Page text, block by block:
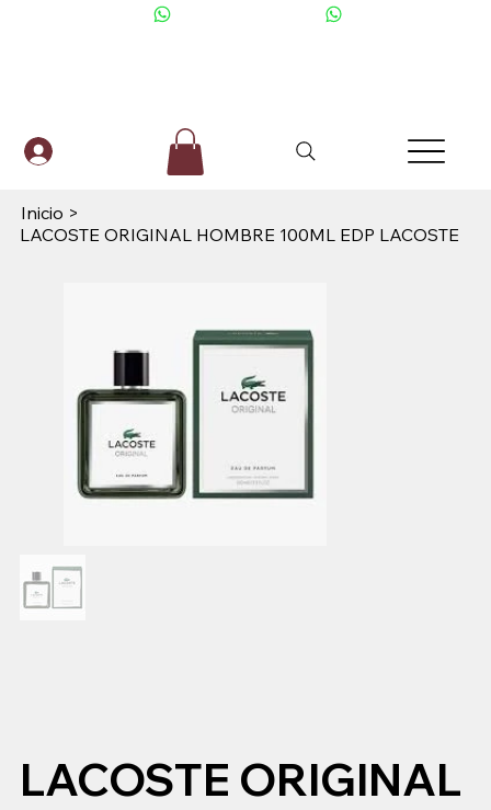
Inicio >
LACOSTE ORIGINAL HOMBRE 100ML EDP LACOSTE
LACOSTE ORIGINAL